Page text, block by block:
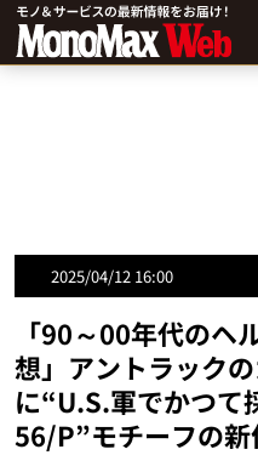
2025/04/12 16:00
「90～00年代のヘ
想」アントラック
に“U.S.軍でかつて
56/P”モチーフの